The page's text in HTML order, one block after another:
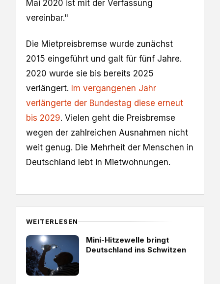
Mai 2020 ist mit der Verfassung
vereinbar."
Die Mietpreisbremse wurde zunächst
2015 eingeführt und galt für fünf Jahre.
2020 wurde sie bis bereits 2025
verlängert. Im vergangenen Jahr
verlängerte der Bundestag diese erneut
bis 2029. Vielen geht die Preisbremse
wegen der zahlreichen Ausnahmen nicht
weit genug. Die Mehrheit der Menschen in
Deutschland lebt in Mietwohnungen.
WEITERLESEN
Mini-Hitzewelle bringt
Deutschland ins Schwitzen